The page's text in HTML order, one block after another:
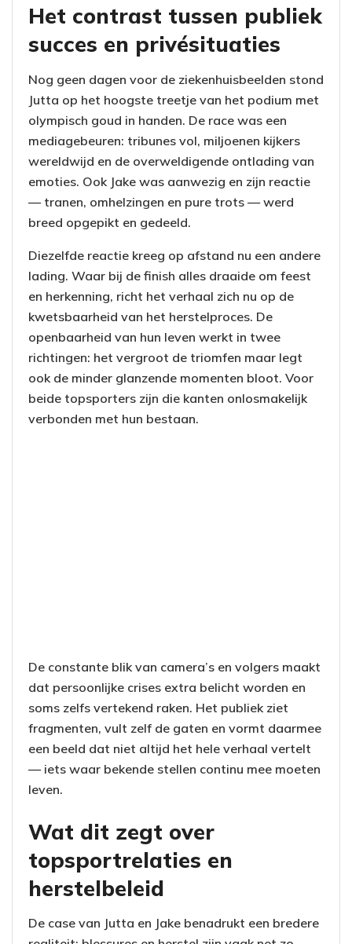
Het contrast tussen publiek
succes en privésituaties
Nog geen dagen voor de ziekenhuisbeelden stond
Jutta op het hoogste treetje van het podium met
olympisch goud in handen. De race was een
mediagebeuren: tribunes vol, miljoenen kijkers
wereldwijd en de overweldigende ontlading van
emoties. Ook Jake was aanwezig en zijn reactie
— tranen, omhelzingen en pure trots — werd
breed opgepikt en gedeeld.
Diezelfde reactie kreeg op afstand nu een andere
lading. Waar bij de finish alles draaide om feest
en herkenning, richt het verhaal zich nu op de
kwetsbaarheid van het herstelproces. De
openbaarheid van hun leven werkt in twee
richtingen: het vergroot de triomfen maar legt
ook de minder glanzende momenten bloot. Voor
beide topsporters zijn die kanten onlosmakelijk
verbonden met hun bestaan.
De constante blik van camera’s en volgers maakt
dat persoonlijke crises extra belicht worden en
soms zelfs vertekend raken. Het publiek ziet
fragmenten, vult zelf de gaten en vormt daarmee
een beeld dat niet altijd het hele verhaal vertelt
— iets waar bekende stellen continu mee moeten
leven.
Wat dit zegt over
topsportrelaties en
herstelbeleid
De case van Jutta en Jake benadrukt een bredere